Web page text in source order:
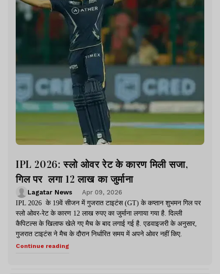
IPL 2026: स्लो ओवर रेट के कारण मिली सजा,
गिल पर लगा 12 लाख का जुर्माना
Lagatar News
Apr 09, 2026
IPL 2026 के 19वें सीजन में गुजरात टाइटंस (GT) के कप्तान शुभमन गिल पर
स्लो ओवर-रेट के कारण 12 लाख रुपए का जुर्माना लगाया गया है. दिल्ली
कैपिटल्स के खिलाफ खेले गए मैच के बाद लगाई गई है. एडवाइजरी के अनुसार,
गुजरात टाइटंस ने मैच के दौरान निर्धारित समय में अपने ओवर नहीं किए.
Continue reading